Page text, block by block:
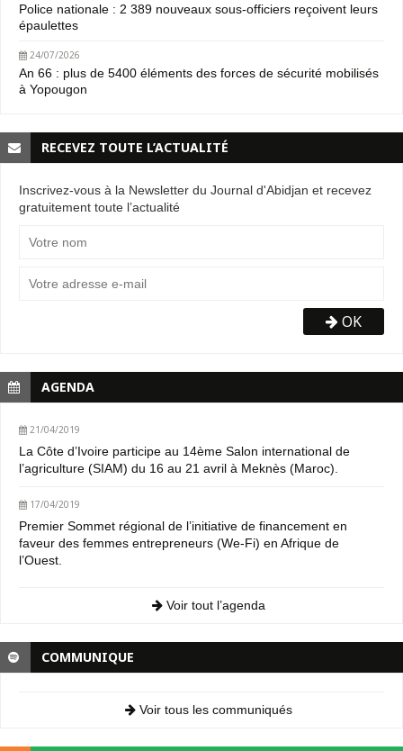
Police nationale : 2 389 nouveaux sous-officiers reçoivent leurs
épaulettes
24/07/2026
An 66 : plus de 5400 éléments des forces de sécurité mobilisés
à Yopougon
RECEVEZ TOUTE L’ACTUALITÉ
Inscrivez-vous à la Newsletter du Journal d'Abidjan et recevez
gratuitement toute l’actualité
OK
AGENDA
21/04/2019
La Côte d’Ivoire participe au 14ème Salon international de
l’agriculture (SIAM) du 16 au 21 avril à Meknès (Maroc).
17/04/2019
Premier Sommet régional de l’initiative de financement en
faveur des femmes entrepreneurs (We-Fi) en Afrique de
l’Ouest.
Voir tout l’agenda
COMMUNIQUE
Voir tous les communiqués